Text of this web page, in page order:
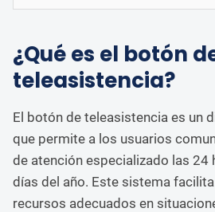
¿Qué es el botón
teleasistencia?
El botón de teleasistencia es un
que permite a los usuarios
de atención especializado las 24
días del año. Este sistema
recursos adecuados en